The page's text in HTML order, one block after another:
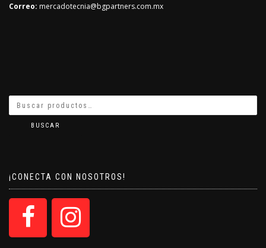
Correo: mercadotecnia@bgpartners.com.mx
BUSCAR
¡CONECTA CON NOSOTROS!